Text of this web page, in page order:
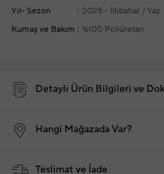
Yıl- Sezon
2025 - İlkbahar / Yaz
Kumaş ve Bakım
%100 Poliüretan
Detaylı Ürün Bilgileri ve
Hangi Mağazada Var?
Teslimat ve İade